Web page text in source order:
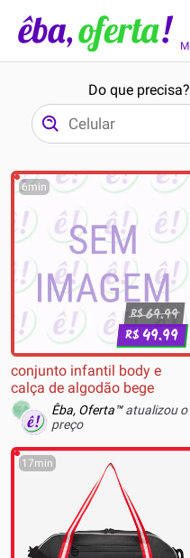
Do que
6min
R$69.99
R$49.99
conjunto infantil body e
calça de algodão bege
Êba, Oferta™atualizou o
preço
17min